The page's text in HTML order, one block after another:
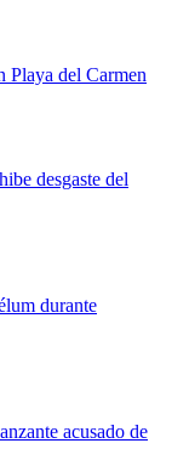
Playa del Carmen
desgaste del
durante
acusado de